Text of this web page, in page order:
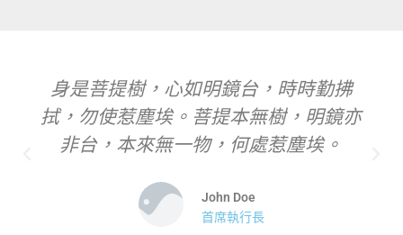
身是菩提樹，心如明鏡台，時時勤拂
拭，勿使惹塵埃。菩提本無樹，明鏡亦
非台，本來無一物，何處惹塵埃。
John Doe
首席執行長